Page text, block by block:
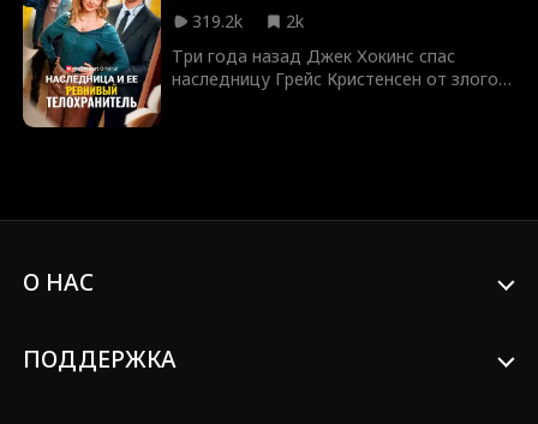
319.2k
2k
Три года назад Джек Хокинс спас
наследницу Грейс Кристенсен от злого
телохранителем. Смогут ли они устоять
О НАС
ПОДДЕРЖКА